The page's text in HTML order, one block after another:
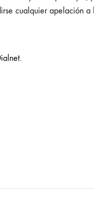
cualquier apelación